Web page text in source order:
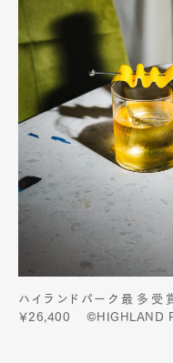
ハイランドパーク最多受
￥26,400 ©HIGHLAND